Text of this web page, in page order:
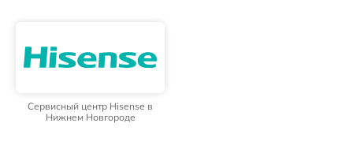
Сервисный центр Hisense в
Нижнем Новгороде